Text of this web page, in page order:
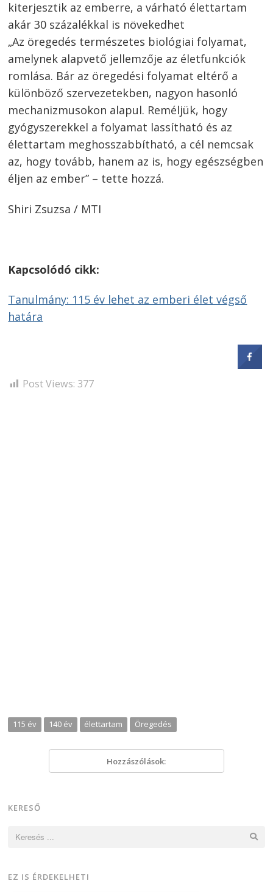
kiterjesztik az emberre, a várható élettartam
akár 30 százalékkal is növekedhet
„Az öregedés természetes biológiai folyamat,
amelynek alapvető jellemzője az életfunkciók
romlása. Bár az öregedési folyamat eltérő a
különböző szervezetekben, nagyon hasonló
mechanizmusokon alapul. Reméljük, hogy
gyógyszerekkel a folyamat lassítható és az
élettartam meghosszabbítható, a cél nemcsak
az, hogy tovább, hanem az is, hogy egészségben
éljen az ember” – tette hozzá.
Shiri Zsuzsa / MTI
Kapcsolódó cikk:
Tanulmány: 115 év lehet az emberi élet végső
határa
Post Views: 377
115 év 140 év élettartam Öregedés
Hozzászólások:
Bejegyzés
navigáció
KERESŐ
EZ IS ÉRDEKELHETI